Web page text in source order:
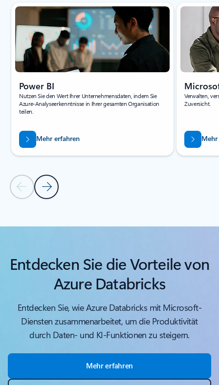
Vorherige FolieNächste Folie
Power BI
Nutzen Sie den Wert Ihrer Unternehmensdaten, indem Sie
Azure-Analyseerkenntnisse in Ihrer gesamten Organisation
teilen.
Mehr erfahren
Verwalten,
Zuversicht.
Zurück zum Abschnitt „Ressourcen“
Entdecken Sie die Vorteile von
Azure Databricks
Entdecken Sie, wie Azure Databricks mit Microsoft-
Diensten zusammenarbeitet, um die Produktivität
durch Daten- und KI-Funktionen zu steigern.
Mehr erfahren